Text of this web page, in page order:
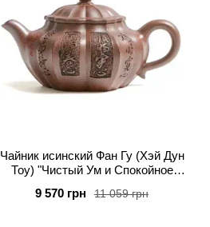
Чайник исинский Фан Гу (Хэй Дун
Тоу) "Чистый Ум и Спокойное
11 059 грн
9 570 грн